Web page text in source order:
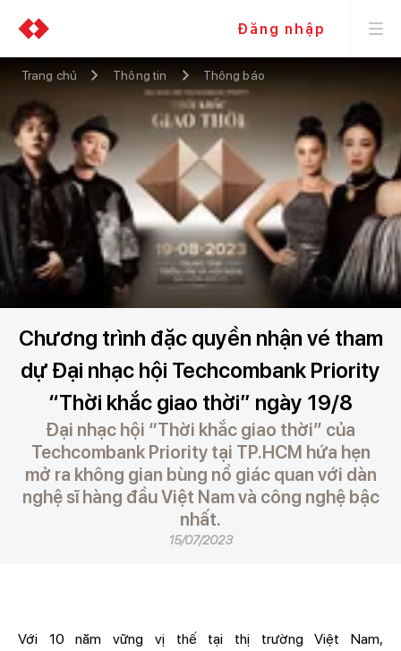
Đăng nhập
Trang chủ Thông tin Thông báo
Chương trình đặc quyền nhận vé tham
dự Đại nhạc hội Techcombank Priority
“Thời khắc giao thời” ngày 19/8
Đại nhạc hội “Thời khắc giao thời” của
Techcombank Priority tại TP.HCM hứa hẹn
mở ra không gian bùng nổ giác quan với dàn
nghệ sĩ hàng đầu Việt Nam và công nghệ bậc
nhất.
15/07/2023
Với 10 năm vững vị thế tại thị trường Việt Nam,